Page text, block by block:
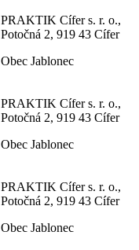
PRAKTIK Cífer s. r. o.,
Potočná 2, 919 43 Cífer
Obec Jablonec
PRAKTIK Cífer s. r. o.,
Potočná 2, 919 43 Cífer
Obec Jablonec
PRAKTIK Cífer s. r. o.,
Potočná 2, 919 43 Cífer
Obec Jablonec